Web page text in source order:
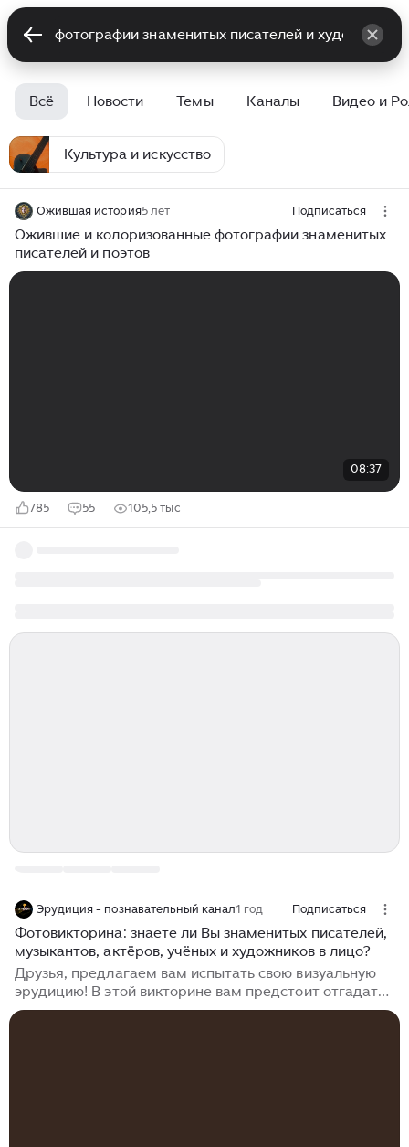
Всё Новости Темы Каналы Видео и
Культура и искусство
Ожившая история5 лет Подписаться
Ожившие и колоризованные фотографии знаменитых
писателей и поэтов
08:37
785 55 105,5 тыс
Эрудиция - познавательный канал1 год Подписаться
Фотовикторина: знаете ли Вы знаменитых писателей,
музыкантов, актёров, учёных и художников в лицо?
Друзья, предлагаем вам испытать свою визуальную
эрудицию! В этой викторине вам предстоит отгадать
знаменитых людей разных эпох и совершенно